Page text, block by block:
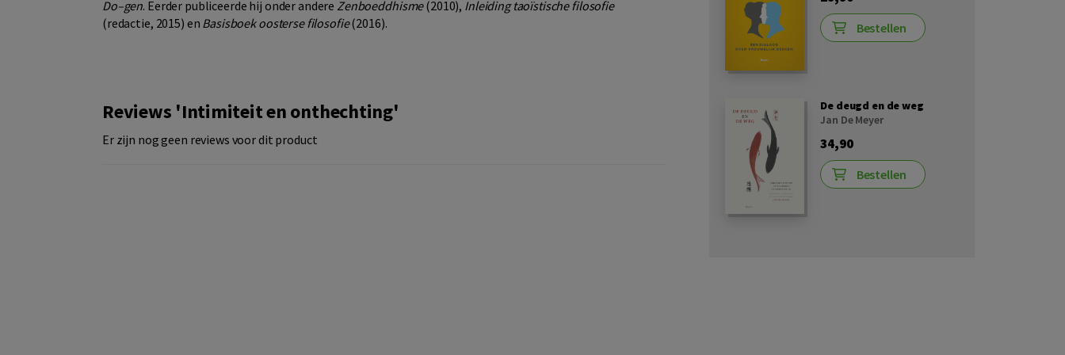
Do–gen. Eerder publiceerde hij onder andere Zenboeddhisme(2010), Inleiding taoïstische filosofie
(redactie, 2015) en Basisboek oosterse filosofie(2016).
Reviews 'Intimiteit en onthechting'
Er zijn nog geen reviews voor dit product
Bestellen
De deugd en de weg
Jan De Meyer
34,90
Bestellen